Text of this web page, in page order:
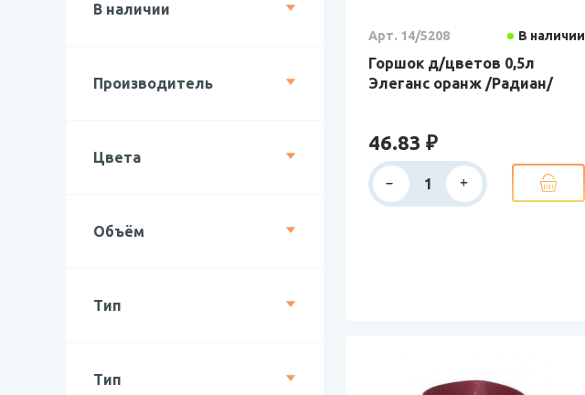
В наличии
Производитель
Цвета
Объём
Тип
Тип
Арт. 14/5208 В наличии
Горшок д/цветов 0,5л
Элеганс оранж /Радиан/
46.83 ₽